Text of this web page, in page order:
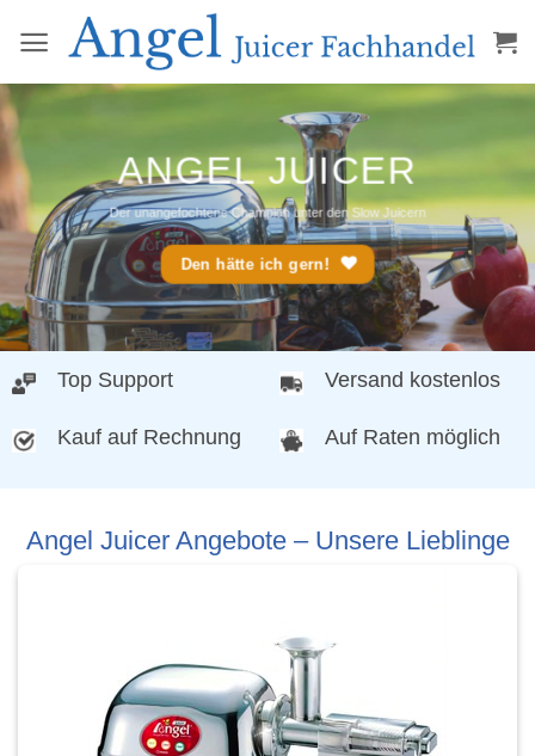
Inhalt
springen
ANGEL JUICER
Der unangefochtene Champion unter den Slow Juicern
Den hätte ich gern!
Top Support Versand kostenlos
Kauf auf Rechnung Auf Raten möglich
Angel Juicer Angebote – Unsere Lieblinge